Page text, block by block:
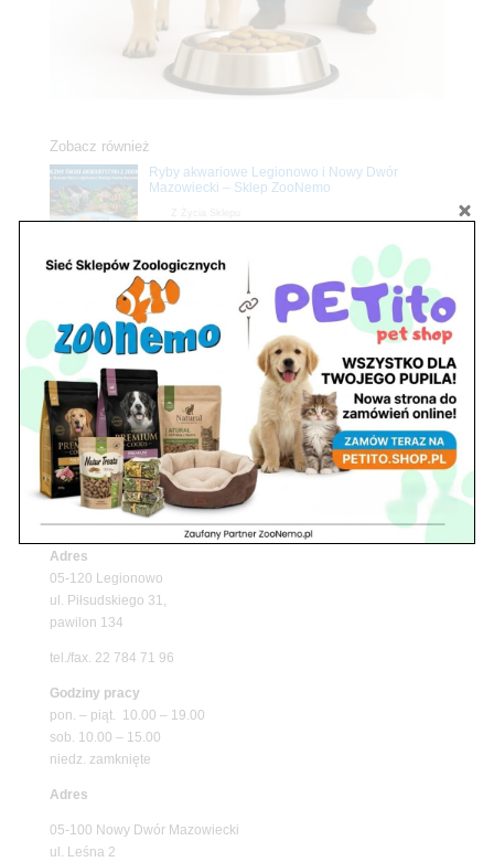
Zobacz również
Ryby akwariowe Legionowo i Nowy Dwór
Mazowiecki – Sklep ZooNemo
Z Życia Sklepu
Stwórz podwodne arcydzieło: Najpiękniejsze
rośliny akwariowe w ZooNemo – Legionowo i
Nowy Dwór Mazowiecki
Upały wracają! Zadbaj o komfort swojego pupila
z matami chłodzącymi ZooNemo
Z Życia Sklepu
Petito Pet Shop – Internetowy Sklep Zoologiczny
Online! Wszystko Dla Twojego Pupila | ZooNemo
Znajdź nas
Adres
05-120 Legionowo
ul. Piłsudskiego 31,
pawilon 134
tel./fax. 22 784 71 96
Godziny pracy
pon. – piąt. 10.00 – 19.00
sob. 10.00 – 15.00
niedz. zamknięte
Adres
05-100 Nowy Dwór Mazowiecki
ul. Leśna 2